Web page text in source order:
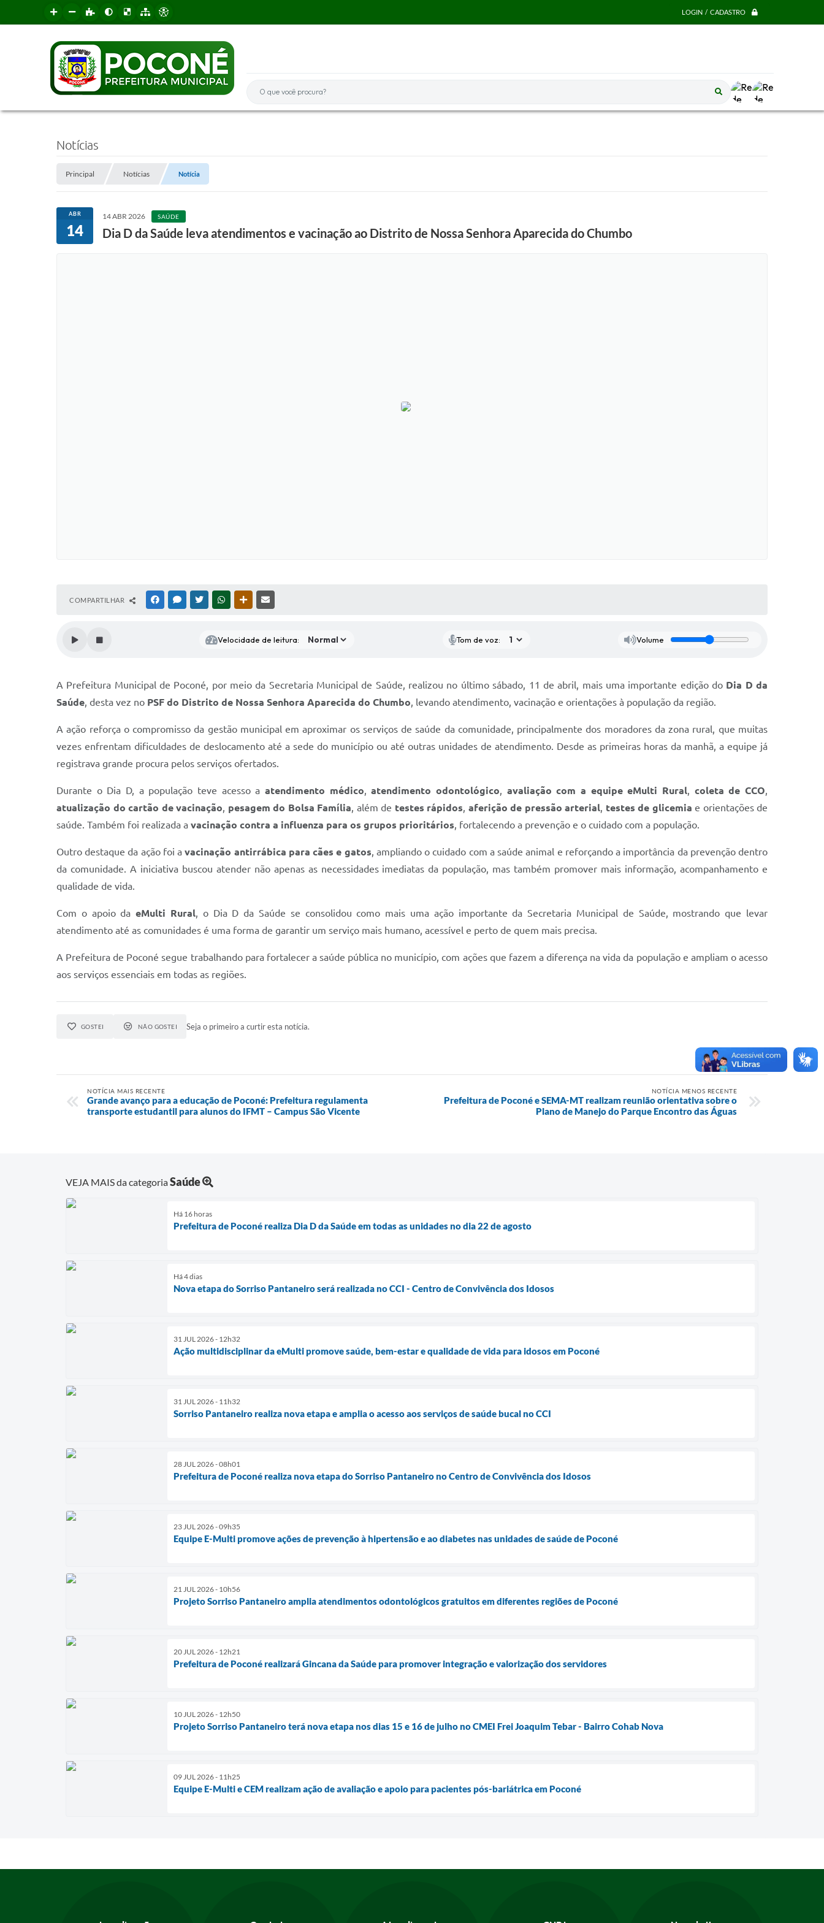
LOGIN / CADASTRO
O que você procura?
Notícias
Principal Notícias Notícia
ABR
14
14 ABR 2026 SAÚDE
Dia D da Saúde leva atendimentos e vacinação ao Distrito de Nossa Senhora Aparecida do Chumbo
COMPARTILHAR FACEBOOKMESSENGER
TWITTERWHATSAPPOUTRAS MÍDIAS
Velocidade de leitura: Tom de voz: Volume
A Prefeitura Municipal de Poconé, por meio da Secretaria Municipal de Saúde, realizou no último sábado, 11 de abril, mais uma importante edição do Dia D da
Saúde, desta vez no PSF do Distrito de Nossa Senhora Aparecida do Chumbo, levando atendimento, vacinação e orientações à população da região.
A ação reforça o compromisso da gestão municipal em aproximar os serviços de saúde da comunidade, principalmente dos moradores da zona rural, que muitas
vezes enfrentam dificuldades de deslocamento até a sede do município ou até outras unidades de atendimento. Desde as primeiras horas da manhã, a equipe já
registrava grande procura pelos serviços ofertados.
Durante o Dia D, a população teve acesso a atendimento médico,atendimento odontológico, avaliação com a equipe eMulti Rural, coleta de CCO,
atualização do cartão de vacinação, pesagem do Bolsa Família, além de testes rápidos, aferição de pressão arterial, testes de glicemia e orientações de
saúde. Também foi realizada a vacinação contra a influenza para os grupos prioritários, fortalecendo a prevenção e o cuidado com a população.
Outro destaque da ação foi avacinação antirrábica para cães e gatos, ampliando o cuidado com a saúde animal e reforçando a importância da prevenção dentro
da comunidade. A iniciativa buscou atender não apenas as necessidades imediatas da população, mas também promover mais informação, acompanhamento e
qualidade de vida.
Com o apoio daeMulti Rural, o Dia D da Saúde se consolidou como mais uma ação importante da Secretaria Municipal de Saúde, mostrando que levar
atendimento até as comunidades é uma forma de garantir um serviço mais humano, acessível e perto de quem mais precisa.
A Prefeitura de Poconé segue trabalhando para fortalecer a saúde pública no município, com ações que fazem a diferença na vida da população e ampliam o acesso
aos serviços essenciais em todas as regiões.
GOSTEI NÃO GOSTEI Seja o primeiro a curtir esta notícia.
NOTÍCIA MAIS RECENTE
Grande avanço para a educação de Poconé: Prefeitura regulamenta
transporte estudantil para alunos do IFMT – Campus São Vicente
NOTÍCIA MENOS RECENTE
Prefeitura de Poconé e SEMA-MT realizam reunião orientativa sobre o
Plano de Manejo do Parque Encontro das Águas
VEJA MAIS da categoriaSaúde
Há 16 horas
Prefeitura de Poconé realiza Dia D da Saúde em todas as unidades no dia 22 de agosto
Há 4 dias
Nova etapa do Sorriso Pantaneiro será realizada no CCI - Centro de Convivência dos Idosos
31 JUL 2026 - 12h32
Ação multidisciplinar da eMulti promove saúde, bem-estar e qualidade de vida para idosos em Poconé
31 JUL 2026 - 11h32
Sorriso Pantaneiro realiza nova etapa e amplia o acesso aos serviços de saúde bucal no CCI
28 JUL 2026 - 08h01
Prefeitura de Poconé realiza nova etapa do Sorriso Pantaneiro no Centro de Convivência dos Idosos
23 JUL 2026 - 09h35
Equipe E-Multi promove ações de prevenção à hipertensão e ao diabetes nas unidades de saúde de Poconé
21 JUL 2026 - 10h56
Projeto Sorriso Pantaneiro amplia atendimentos odontológicos gratuitos em diferentes regiões de Poconé
20 JUL 2026 - 12h21
Prefeitura de Poconé realizará Gincana da Saúde para promover integração e valorização dos servidores
10 JUL 2026 - 12h50
Projeto Sorriso Pantaneiro terá nova etapa nos dias 15 e 16 de julho no CMEI Frei Joaquim Tebar - Bairro Cohab Nova
09 JUL 2026 - 11h25
Equipe E-Multi e CEM realizam ação de avaliação e apoio para pacientes pós-bariátrica em Poconé